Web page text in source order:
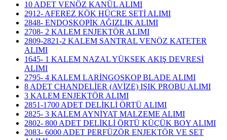
10 ADET VENÖZ KANÜL ALIMI
2912- AFEREZ KÖK HÜCRE SETİ ALIMI
2848- ENDOSKOPİK AĞIZLIK ALIMI
2708- 2 KALEM ENJEKTÖR ALIMI
2809-2821-2 KALEM SANTRAL VENÖZ KATETER
ALIMI
1645- 1 KALEM NAZAL YÜKSEK AKIŞ DEVRESİ
ALIMI
2795- 4 KALEM LARİNGOSKOP BLADE ALIMI
8 ADET CHANDELİER (AVİZE) IŞIK PROBU ALIMI
3 KALEM ENJEKTÖR ALIMI
2851-1700 ADET DELİKLİ ÖRTÜ ALIMI
2825- 3 KALEM AYNİYAT MALZEME ALIMI
2802- 800 ADET DELİKLİ ÖRTÜ KÜÇÜK BOY ALIMI
2083- 6000 ADET PERFÜZÖR ENJEKTÖR VE SET